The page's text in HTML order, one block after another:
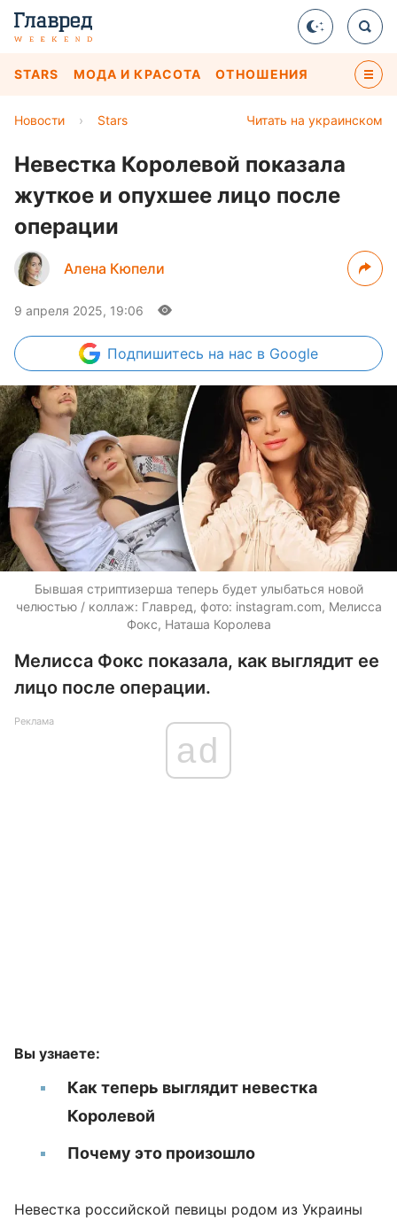
STARS МОДА И КРАСОТА ОТНОШЕНИЯ
Читать на украинском
Новости › Stars
Невестка Королевой показала
жуткое и опухшее лицо после
операции
Алена Кюпели
9 апреля 2025, 19:06
Подпишитесь на нас в Google
Бывшая стриптизерша теперь будет улыбаться новой
челюстью / коллаж: Главред, фото: instagram.com, Мелисса
Фокс, Наташа Королева
Мелисса Фокс показала, как выглядит ее
лицо после операции.
Реклама
ad
Вы узнаете:
Как теперь выглядит невестка
Королевой
Почему это произошло
Невестка российской певицы родом из Украины